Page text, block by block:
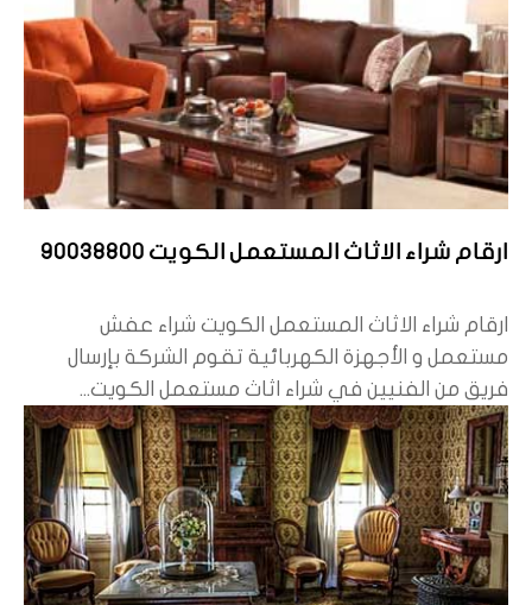
ارقام شراء الاثاث المستعمل الكويت 90038800
ارقام شراء الاثاث المستعمل الكويت شراء عفش
مستعمل و الأجهزة الكهربائية تقوم الشركة بإرسال
فريق من الفنيين في شراء اثاث مستعمل الكويت...